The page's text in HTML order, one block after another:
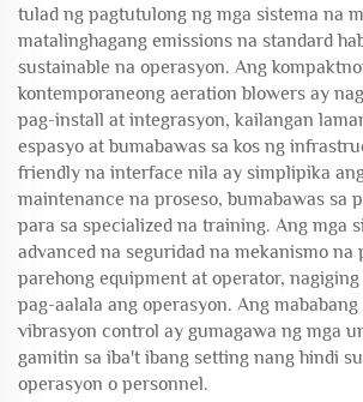
tulad ng pagtutulong ng mga sistema na
matalinghagang emissions na standard
sustainable na operasyon. Ang
kontemporaneong aeration blowers ay
pag-install at integrasyon, kailangan
espasyo at bumabawas sa kos ng
friendly na interface nila ay simplipika
maintenance na proseso, bumabawas sa
para sa specialized na training. Ang mga
advanced na seguridad na mekanismo na
parehong equipment at operator,
pag-aalala ang operasyon. Ang
vibrasyon control ay gumagawa ng mga
gamitin sa iba't ibang setting nang hindi
operasyon o personnel.